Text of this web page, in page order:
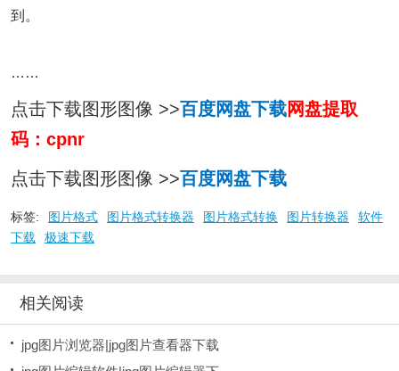
到。
……
点击下载图形图像 >>百度网盘下载网盘提取
码：cpnr
点击下载图形图像 >>百度网盘下载
标签: 图片格式 图片格式转换器 图片格式转换 图片转换器
软件
下载
极速下载
相关阅读
jpg图片浏览器|jpg图片查看器下载